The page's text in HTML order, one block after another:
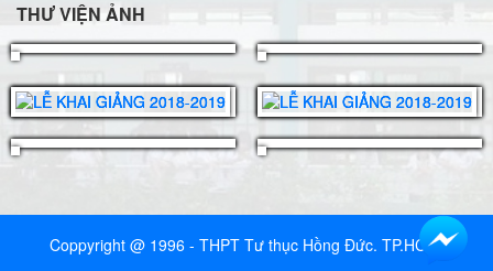
THƯ VIỆN ẢNH
Coppyright @ 1996 - THPT Tư thục Hồng Đức. TP.HCM.